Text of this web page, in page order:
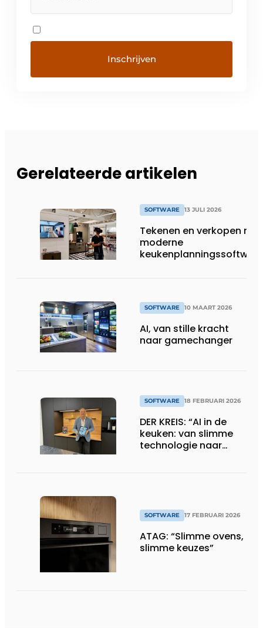
Gerelateerde artikelen
SOFTWARE 13 JULI 2026
Tekenen en verkopen met
moderne
keukenplanningssoftware
SOFTWARE 10 MAART 2026
AI, van stille kracht
naar gamechanger
SOFTWARE 18 FEBRUARI 2026
DER KREIS: “AI in de
keuken: van slimme
technologie naar
SOFTWARE 17 FEBRUARI 2026
ATAG: “Slimme ovens,
slimme keuzes”